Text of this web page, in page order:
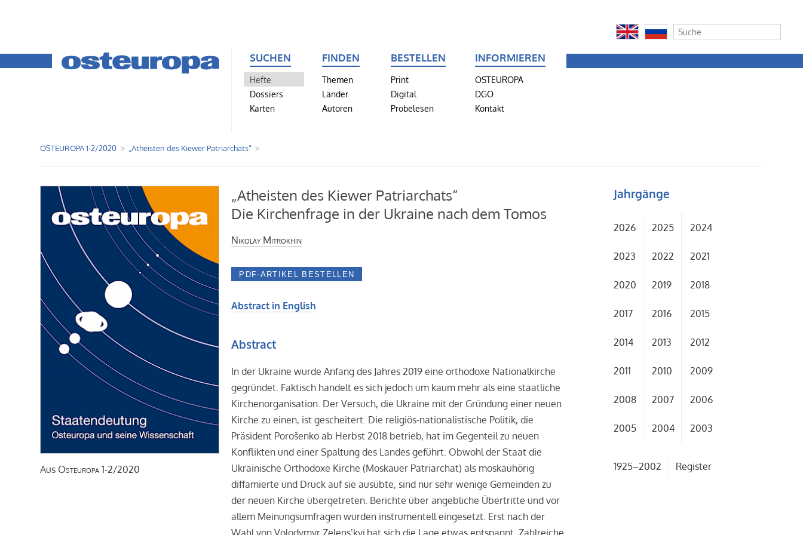
SUCHEN
Hefte
Dossiers
Karten
FINDEN
Themen
Länder
Autoren
BESTELLEN
Print
Digital
Probelesen
INFORMIEREN
OSTEUROPA
DGO
Kontakt
OSTEUROPA 1-2/2020 „Atheisten des Kiewer Patriarchats“
Aus Osteuropa 1-2/2020
„Atheisten des Kiewer Patriarchats“
Die Kirchenfrage in der Ukraine nach dem Tomos
Nikolay Mitrokhin
Abstract in English
Abstract
In der Ukraine wurde Anfang des Jahres 2019 eine orthodoxe Nationalkirche
gegründet. Faktisch handelt es sich jedoch um kaum mehr als eine staatliche
Kirchenorganisation. Der Versuch, die Ukraine mit der Gründung einer neuen
Kirche zu einen, ist gescheitert. Die religiös-nationalistische Politik, die
Präsident Porošenko ab Herbst 2018 betrieb, hat im Gegenteil zu neuen
Konflikten und einer Spaltung des Landes geführt. Obwohl der Staat die
Ukrainische Orthodoxe Kirche (Moskauer Patriarchat) als moskauhörig
diffamierte und Druck auf sie ausübte, sind nur sehr wenige Gemeinden zu
der neuen Kirche übergetreten. Berichte über angebliche Übertritte und vor
allem Meinungsumfragen wurden instrumentell eingesetzt. Erst nach der
Jahrgänge
2026 2025 2024
2023 2022 2021
2020 2019 2018
2017 2016 2015
2014 2013 2012
2011 2010 2009
2008 2007 2006
2005 2004 2003
1925–2002 Register